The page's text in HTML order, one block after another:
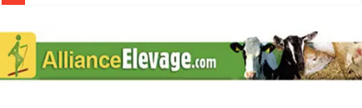
Stress thermique : quelles solutions concrètes pour protéger son troupeau ?
40 ans du Space : une présentation caprine quotidienne